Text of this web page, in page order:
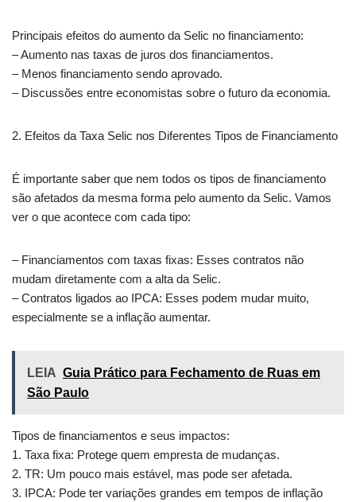
Principais efeitos do aumento da Selic no financiamento:
– Aumento nas taxas de juros dos financiamentos.
– Menos financiamento sendo aprovado.
– Discussões entre economistas sobre o futuro da economia.
2. Efeitos da Taxa Selic nos Diferentes Tipos de Financiamento
É importante saber que nem todos os tipos de financiamento
são afetados da mesma forma pelo aumento da Selic. Vamos
ver o que acontece com cada tipo:
– Financiamentos com taxas fixas: Esses contratos não
mudam diretamente com a alta da Selic.
– Contratos ligados ao IPCA: Esses podem mudar muito,
especialmente se a inflação aumentar.
LEIA Guia Prático para Fechamento de Ruas em
São Paulo
Tipos de financiamentos e seus impactos:
1. Taxa fixa: Protege quem empresta de mudanças.
2. TR: Um pouco mais estável, mas pode ser afetada.
3. IPCA: Pode ter variações grandes em tempos de inflação